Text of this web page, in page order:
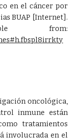
en el cáncer por
BUAP [Internet].
from:
oncológica,
inmune están
tratamientos
involucrada en el